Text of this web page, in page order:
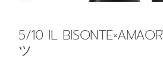
5/10 IL
ツ